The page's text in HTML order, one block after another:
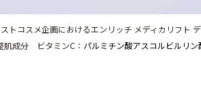
トコスメ企画におけるエンリッチ メディカリフト
成分 ビタミンC： パルミチン酸アスコルビルリン